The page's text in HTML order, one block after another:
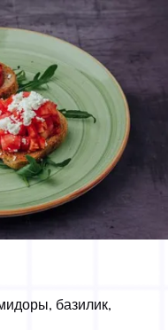
базилик,